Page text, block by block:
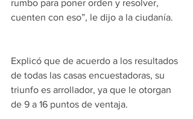
rumbo para poner orden y resolver,
cuenten con eso”, le dijo a la ciudanía.
Explicó que de acuerdo a los resultados
de todas las casas encuestadoras, su
triunfo es arrollador, ya que le otorgan
de 9 a 16 puntos de ventaja.